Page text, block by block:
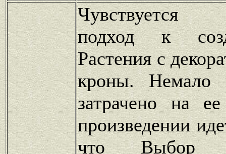
Чувствуется
подход к
Растения с
кроны. Немало
затрачено на
произведении
что Выбор